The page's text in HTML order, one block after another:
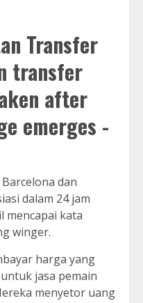
Transfer
dan
dalam 24 jam
mencapai kata
winger.
harga yang
jasa pemain
menyetor uang